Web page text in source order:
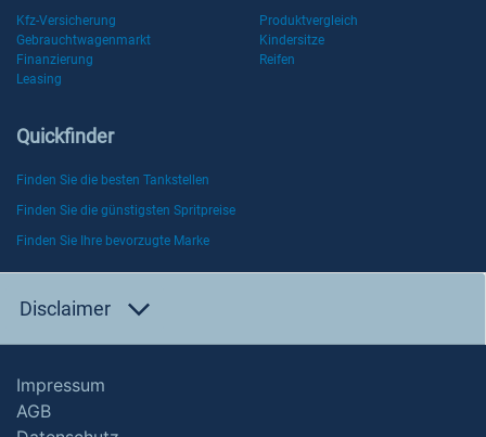
Kfz-Versicherung
Produktvergleich
Gebrauchtwagenmarkt
Kindersitze
Finanzierung
Reifen
Leasing
Quickfinder
Finden Sie die besten Tankstellen
Finden Sie die günstigsten Spritpreise
Finden Sie Ihre bevorzugte Marke
Disclaimer
Impressum
AGB